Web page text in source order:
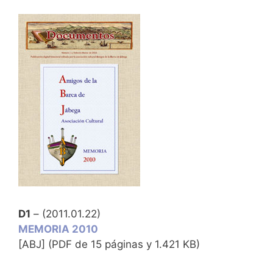
D1 – (2011.01.22)
MEMORIA 2010
[ABJ] (PDF de 15 páginas y 1.421 KB)